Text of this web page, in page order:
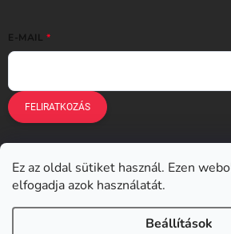
Ez az oldal sütiket használ. Ezen
elfogadja azok használatát.
Beállítások
E-MAIL
FELIRATKOZÁS
Earplugs.cz Earplugs.sk
Earplugs.at Earplugs.ro